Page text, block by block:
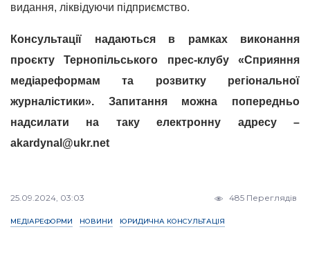
видання, ліквідуючи підприємство.
Консультації надаються в рамках виконання
проєкту Тернопільського прес-клубу «Сприяння
медіареформам та розвитку регіональної
журналістики». Запитання можна попередньо
надсилати на таку електронну адресу –
akardynal@ukr.net
25.09.2024, 03:03 485 Переглядів
МЕДІАРЕФОРМИ НОВИНИ ЮРИДИЧНА КОНСУЛЬТАЦІЯ